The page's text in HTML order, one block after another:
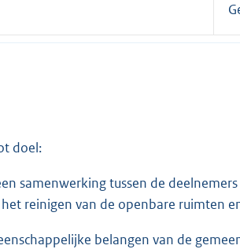
doel:
samenwerking tussen de
reinigen van de openbare ruimten
belangen van de